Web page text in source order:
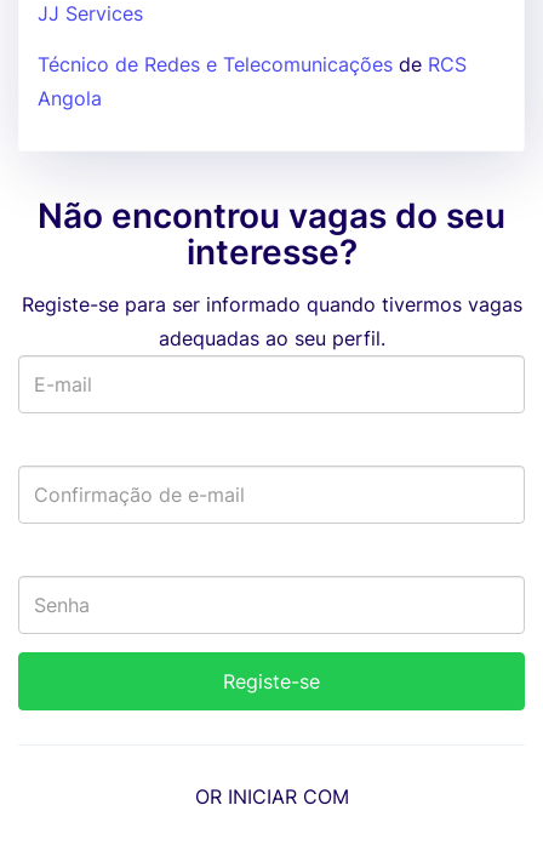
JJ Services
Técnico de Redes e Telecomunicações de RCS
Angola
Não encontrou vagas do seu
interesse?
Registe-se para ser informado quando tivermos vagas
adequadas ao seu perfil.
OR INICIAR COM